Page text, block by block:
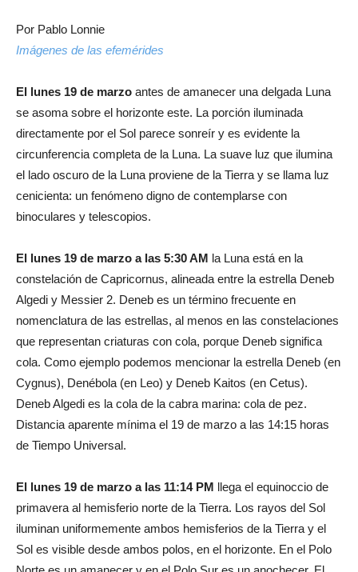
Por Pablo Lonnie
Imágenes de las efemérides
El lunes 19 de marzo antes de amanecer una delgada Luna
se asoma sobre el horizonte este. La porción iluminada
directamente por el Sol parece sonreír y es evidente la
circunferencia completa de la Luna. La suave luz que ilumina
el lado oscuro de la Luna proviene de la Tierra y se llama luz
cenicienta: un fenómeno digno de contemplarse con
binoculares y telescopios.
El lunes 19 de marzo a las 5:30 AM la Luna está en la
constelación de Capricornus, alineada entre la estrella Deneb
Algedi y Messier 2. Deneb es un término frecuente en
nomenclatura de las estrellas, al menos en las constelaciones
que representan criaturas con cola, porque Deneb significa
cola. Como ejemplo podemos mencionar la estrella Deneb (en
Cygnus), Denébola (en Leo) y Deneb Kaitos (en Cetus).
Deneb Algedi es la cola de la cabra marina: cola de pez.
Distancia aparente mínima el 19 de marzo a las 14:15 horas
de Tiempo Universal.
El lunes 19 de marzo a las 11:14 PM llega el equinoccio de
primavera al hemisferio norte de la Tierra. Los rayos del Sol
iluminan uniformemente ambos hemisferios de la Tierra y el
Sol es visible desde ambos polos, en el horizonte. En el Polo